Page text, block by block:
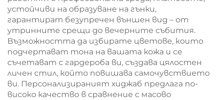
устойчиви на образуване на гънки,
гарантират безупречен външен вид – от
утринните срещи до вечерните събития.
Възможността да избирате цветове, които
подчертават тона на вашата кожа и се
съчетават с гардероба ви, създава цялостен
личен стил, който повишава самочувствието
ви. Персонализираният хиджаб предлага по-
високо качество в сравнение с масово